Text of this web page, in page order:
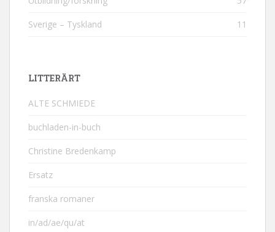
Sverige – Tyskland 11
LITTERÄRT
ALTE SCHMIEDE
buchladen-in-buch
Christine Bredenkamp
Ersatz
franska romaner
in/ad/ae/qu/at